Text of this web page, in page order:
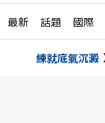
最新 話題 國際
活動
話題
練就底氣沉澱